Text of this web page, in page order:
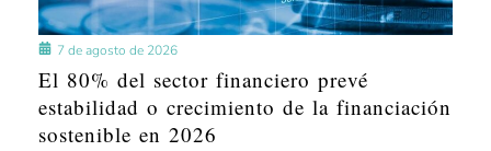
7 de agosto de 2026
El 80% del sector financiero prevé
estabilidad o crecimiento de la financiación
sostenible en 2026